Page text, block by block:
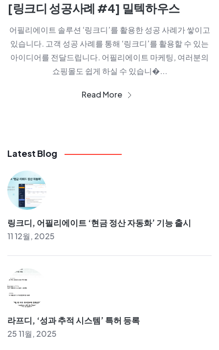
[링크디 성공사례 #4] 밀텍하우스
어필리에이트 솔루션 ‘링크디’를 활용한 성공 사례가 쌓이고
있습니다. 고객 성공 사례를 통해 ‘링크디’를 활용할 수 있는
아이디어를 전달드립니다. 어필리에이트 마케팅, 여러분의
쇼핑몰도 쉽게 하실 수 있습니�...
Read More
Latest Blog
링크디, 어필리에이트 ‘현금 정산 자동화’ 기능 출시
11 12월, 2025
라프디, ‘성과 추적 시스템’ 특허 등록
25 11월, 2025